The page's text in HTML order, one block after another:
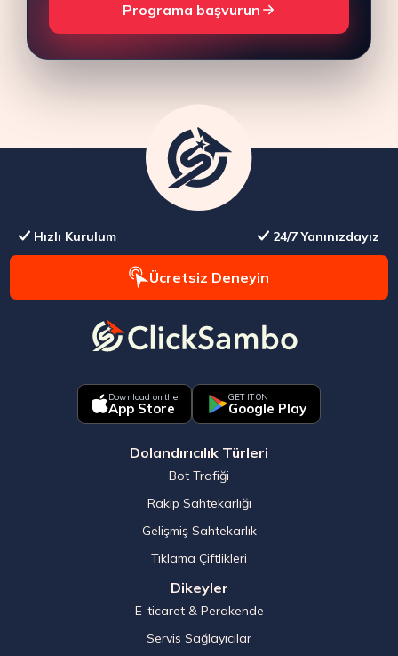
Programa başvurun
Hızlı Kurulum 24/7 Yanınızdayız
Ücretsiz Deneyin
Download on the
App Store
GET IT ON
Google Play
Dolandırıcılık Türleri
Bot Trafiği
Rakip Sahtekarlığı
Gelişmiş Sahtekarlık
Tıklama Çiftlikleri
Dikeyler
E-ticaret & Perakende
Servis Sağlayıcılar